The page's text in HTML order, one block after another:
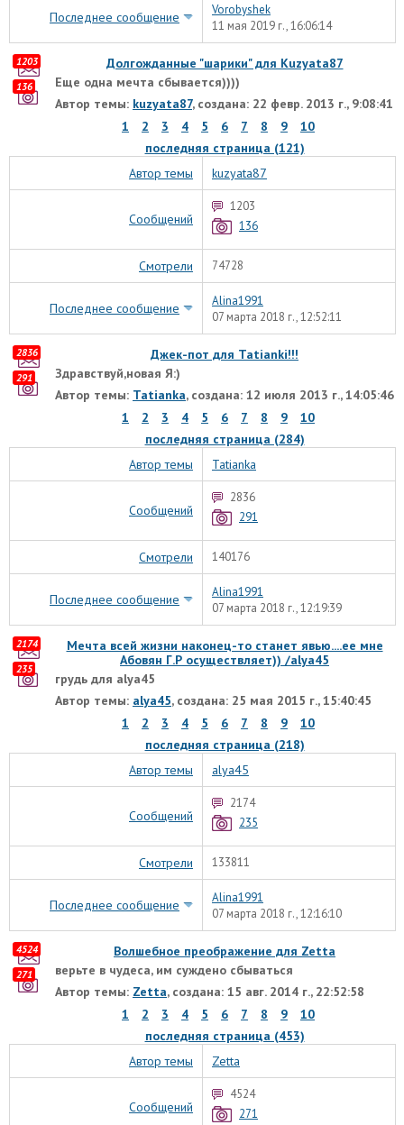
Последнее сообщение
Vorobyshek
11 мая 2019 г., 16:06:14
Долгожданные "шарики" для Kuzyata87
Еще одна мечта сбывается))))
Автор темы: kuzyata87, создана: 22 февр. 2013 г., 9:08:41
1
2 3 4 5 6 7 8 9
10
последняя страница (121)
1203
136
Автор темы kuzyata87
Сообщений
1203
136
Смотрели 74728
Последнее сообщение
Alina1991
07 марта 2018 г., 12:52:11
Джек-пот для Tatianki!!!
Здравствуй,новая Я:)
Автор темы: Tatianka, создана: 12 июля 2013 г., 14:05:46
1
2 3 4 5 6 7 8 9
10
последняя страница (284)
2836
291
Автор темы Tatianka
Сообщений
2836
291
Смотрели 140176
Последнее сообщение
Alina1991
07 марта 2018 г., 12:19:39
Мечта всей жизни наконец-то станет явью....ее мне
Абовян Г.Р осуществляет)) /alyа45
грудь для alya45
Автор темы: alyа45, создана: 25 мая 2015 г., 15:40:45
1
2 3 4 5 6 7 8 9
10
последняя страница (218)
2174
235
Автор темы alyа45
Сообщений
2174
235
Смотрели 133811
Последнее сообщение
Alina1991
07 марта 2018 г., 12:16:10
Волшебное преображение для Zetta
верьте в чудеса, им суждено сбываться
Автор темы: Zetta, создана: 15 авг. 2014 г., 22:52:58
1
2 3 4 5 6 7 8 9
10
последняя страница (453)
4524
271
Автор темы Zetta
Сообщений
4524
271